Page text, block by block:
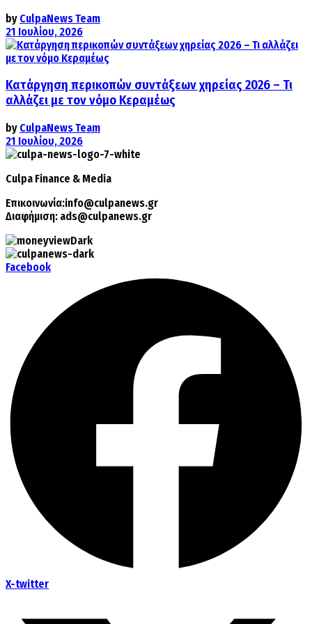
by CulpaNews Team
21 Ιουλίου, 2026
Κατάργηση περικοπών συντάξεων χηρείας 2026 – Τι
αλλάζει με τον νόμο Κεραμέως
by CulpaNews Team
21 Ιουλίου, 2026
Culpa Finance & Media
Επικοινωνία:info@culpanews.gr
Διαφήμιση: ads@culpanews.gr
Facebook
X-twitter